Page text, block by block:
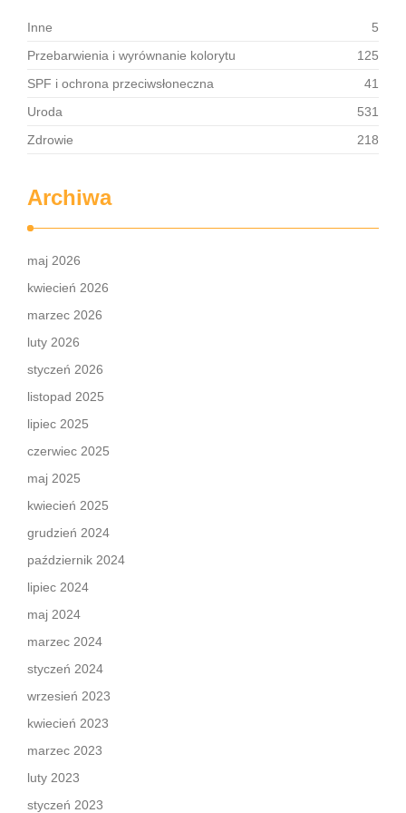
Inne
5
Przebarwienia i wyrównanie kolorytu
125
SPF i ochrona przeciwsłoneczna
41
Uroda
531
Zdrowie
218
Archiwa
maj 2026
kwiecień 2026
marzec 2026
luty 2026
styczeń 2026
listopad 2025
lipiec 2025
czerwiec 2025
maj 2025
kwiecień 2025
grudzień 2024
październik 2024
lipiec 2024
maj 2024
marzec 2024
styczeń 2024
wrzesień 2023
kwiecień 2023
marzec 2023
luty 2023
styczeń 2023